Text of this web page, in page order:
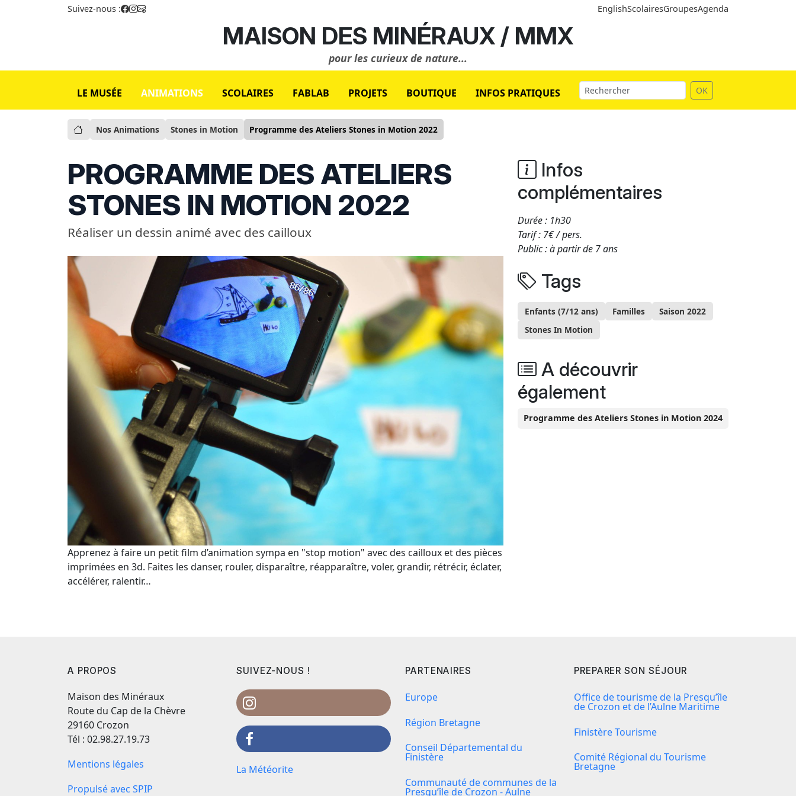
Suivez-nous : EnglishScolairesGroupesAgenda
MAISON DES MINÉRAUX / MMX
pour les curieux de nature...
LE MUSÉE ANIMATIONS SCOLAIRES FABLAB PROJETS BOUTIQUE INFOS PRATIQUES OK
Nos Animations Stones in Motion Programme des Ateliers Stones in Motion 2022
PROGRAMME DES ATELIERS
STONES IN MOTION 2022
Réaliser un dessin animé avec des cailloux
Apprenez à faire un petit film d’animation sympa en "stop motion" avec des cailloux et des pièces
imprimées en 3d. Faites les danser, rouler, disparaître, réapparaître, voler, grandir, rétrécir, éclater,
accélérer, ralentir…
Infos
complémentaires
Durée : 1h30
Tarif : 7€ / pers.
Public : à partir de 7 ans
Tags
Enfants (7/12 ans) Familles
Saison 2022
Stones In Motion
A découvrir
également
Programme des Ateliers Stones in Motion 2024
A PROPOS
Maison des Minéraux
Route du Cap de la Chèvre
29160 Crozon
Tél : 02.98.27.19.73
Mentions légales
Propulsé avec SPIP
SUIVEZ-NOUS !
La Météorite
PARTENAIRES
Europe
Région Bretagne
Conseil Départemental du
Finistère
Communauté de communes de la
Presqu’île de Crozon - Aulne
PREPARER SON SÉJOUR
Office de tourisme de la Presqu’île
de Crozon et de l’Aulne Maritime
Finistère Tourisme
Comité Régional du Tourisme
Bretagne